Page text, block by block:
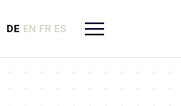
DE EN FR ES